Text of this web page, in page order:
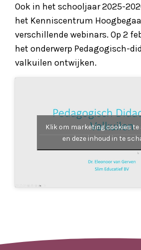
Ook in het schooljaar 2025-
het Kenniscentrum
verschillende webinars. Op 2
het onderwerp Pedagogisch-
valkuilen ontwijken.
Klik om marketing cookies
en deze inhoud in te